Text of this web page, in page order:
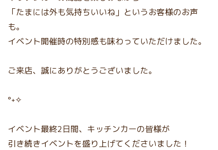
「たまには外も気持ちいいね」というお客様のお声
も。
イベント開催時の特別感も味わっていただけました。
ご来店、誠にありがとうございました。
°˖✧
イベント最終2日間、キッチンカーの皆様が
引き続きイベントを盛り上げてくださいました！